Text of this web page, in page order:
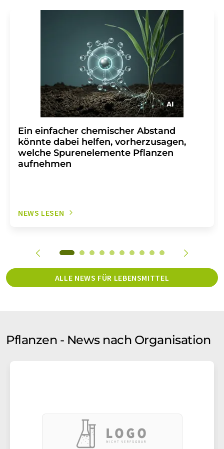
Ein einfacher chemischer Abstand
könnte dabei helfen, vorherzusagen,
welche Spurenelemente Pflanzen
aufnehmen
NEWS LESEN
ALLE NEWS FÜR LEBENSMITTEL
Pflanzen - News nach Organisation